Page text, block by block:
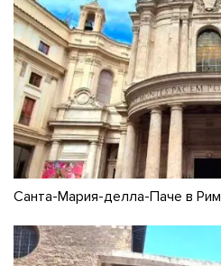
Санта-Мария-делла-Паче в